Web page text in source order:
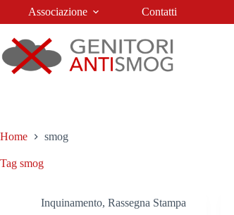
Associazione Contatti
Home smog
Tag smog
Inquinamento, Rassegna Stampa